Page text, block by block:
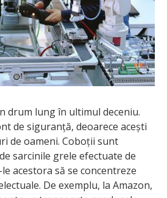
drum lung în ultimul deceniu.
de siguranță, deoarece acești
de oameni. Coboții sunt
sarcinile grele efectuate de
acestora să se concentreze
De exemplu, la Amazon,